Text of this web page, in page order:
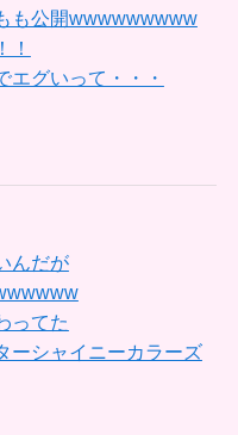
も公開wwwwwwwww
エグいって・・・
んだが
ってた
ーシャイニーカラーズ